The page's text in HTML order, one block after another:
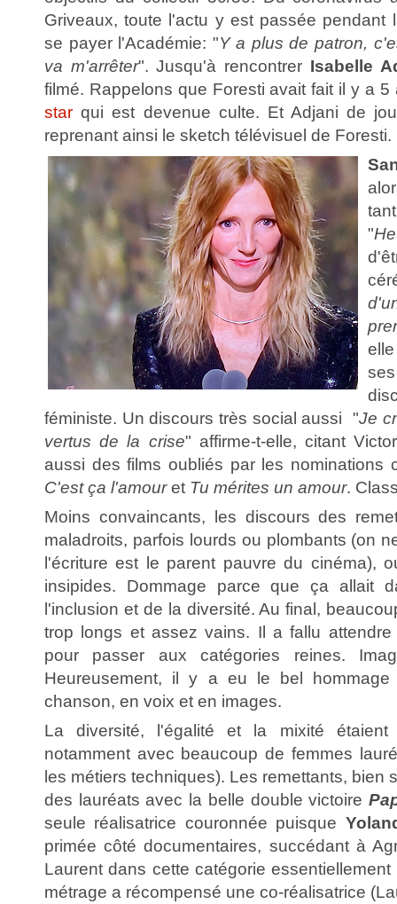
Griveaux, toute l'actu y est passée pendant
se payer l'Académie: "Y a plus de patron,
va m'arrêter". Jusqu'à rencontrer Isabelle
filmé. Rappelons que Foresti avait fait il y a
star qui est devenue culte. Et Adjani de
reprenant ainsi le sketch télévisuel de Foresti.
"
féministe. Un discours très social aussi "Je
vertus de la crise" affirme-t-elle, citant
aussi des films oubliés par les nominations
C'est ça l'amouret Tu mérites un amour.
Moins convaincants, les discours des
maladroits, parfois lourds ou plombants (on
l'écriture est le parent pauvre du cinéma),
insipides. Dommage parce que ça allait
l'inclusion et de la diversité. Au final,
trop longs et assez vains. Il a fallu
pour passer aux catégories reines.
Heureusement, il y a eu le bel
chanson, en voix et en images.
La diversité, l'égalité et la mixité étaient
notamment avec beaucoup de femmes
les métiers techniques). Les remettants, bien
des lauréats avec la belle double victoire
seule réalisatrice couronnée puisque
primée côté documentaires, succédant à
Laurent dans cette catégorie
métrage a récompensé une co-réalisatrice